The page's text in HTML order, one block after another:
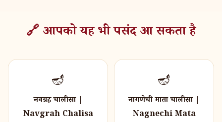
🔗 आपको यह भी पसंद आ सकता है
🪔
नवग्रह चालीसा |
Navgrah Chalisa
🪔
नागणेची माता चालीसा |
Nagnechi Mata